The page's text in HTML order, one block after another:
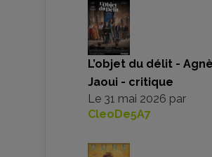
L’objet du délit -
Jaoui - critique
Le 31 mai 2026 par
CleoDe5A7